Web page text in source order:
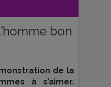
bon
de la
à s’aimer.